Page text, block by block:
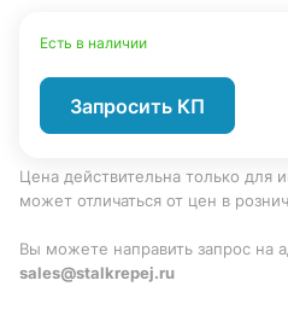
Есть в наличии
Запросить КП
Цена действительна только для
может отличаться от цен в
Вы можете направить запрос на
sales@stalkrepej.ru